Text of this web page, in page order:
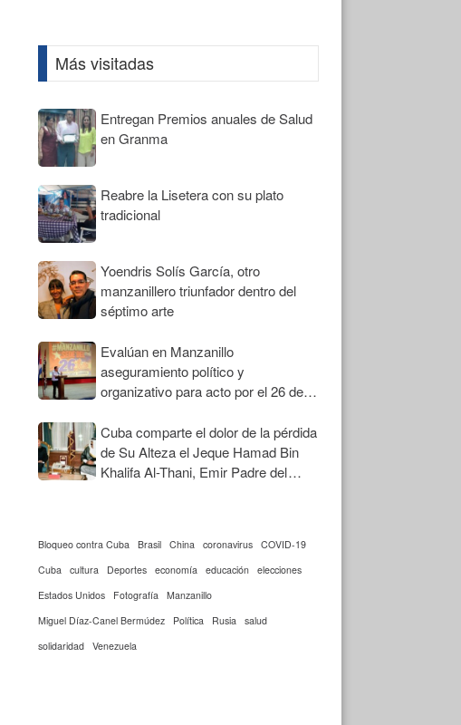
Más visitadas
Entregan Premios anuales de Salud
en Granma
Reabre la Lisetera con su plato
tradicional
Yoendris Solís García, otro
manzanillero triunfador dentro del
séptimo arte
Evalúan en Manzanillo
aseguramiento político y
organizativo para acto por el 26 de
Cuba comparte el dolor de la pérdida
de Su Alteza el Jeque Hamad Bin
Khalifa Al-Thani, Emir Padre del
Bloqueo contra Cuba Brasil China coronavirus COVID-19
Cuba
cultura Deportes economía educación elecciones
Estados Unidos
Fotografía
Manzanillo
Miguel Díaz-Canel Bermúdez
Política Rusia
salud
solidaridad Venezuela